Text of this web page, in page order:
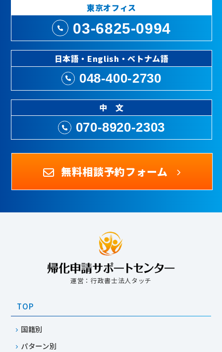
東京オフィス
03-6825-0994
日本語・English・ベトナム語
048-400-2730
中 文
070-8920-2303
無料相談予約フォーム
運営：行政書士法人タッチ
TOP
国籍別
パターン別